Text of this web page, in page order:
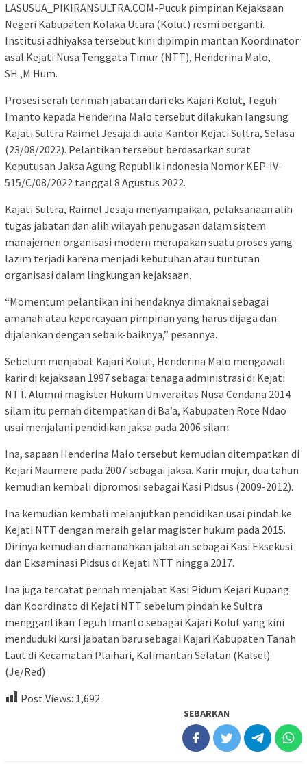
LASUSUA_PIKIRANSULTRA.COM-Pucuk pimpinan Kejaksaan
Negeri Kabupaten Kolaka Utara (Kolut) resmi berganti.
Institusi adhiyaksa tersebut kini dipimpin mantan Koordinator
asal Kejati Nusa Tenggata Timur (NTT), Henderina Malo,
SH.,M.Hum.
Prosesi serah terimah jabatan dari eks Kajari Kolut, Teguh
Imanto kepada Henderina Malo tersebut dilakukan langsung
Kajati Sultra Raimel Jesaja di aula Kantor Kejati Sultra, Selasa
(23/08/2022). Pelantikan tersebut berdasarkan surat
Keputusan Jaksa Agung Republik Indonesia Nomor KEP-IV-
515/C/08/2022 tanggal 8 Agustus 2022.
Kajati Sultra, Raimel Jesaja menyampaikan, pelaksanaan alih
tugas jabatan dan alih wilayah penugasan dalam sistem
manajemen organisasi modern merupakan suatu proses yang
lazim terjadi karena menjadi kebutuhan atau tuntutan
organisasi dalam lingkungan kejaksaan.
“Momentum pelantikan ini hendaknya dimaknai sebagai
amanah atau kepercayaan pimpinan yang harus dijaga dan
dijalankan dengan sebaik-baiknya,” pesannya.
Sebelum menjabat Kajari Kolut, Henderina Malo mengawali
karir di kejaksaan 1997 sebagai tenaga administrasi di Kejati
NTT. Alumni magister Hukum Univeraitas Nusa Cendana 2014
silam itu pernah ditempatkan di Ba’a, Kabupaten Rote Ndao
usai menjalani pendidikan jaksa pada 2006 silam.
Ina, sapaan Henderina Malo tersebut kemudian ditempatkan di
Kejari Maumere pada 2007 sebagai jaksa. Karir mujur, dua tahun
kemudian kembali dipromosi sebagai Kasi Pidsus (2009-2012).
Ina kemudian kembali melanjutkan pendidikan usai pindah ke
Kejati NTT dengan meraih gelar magister hukum pada 2015.
Dirinya kemudian diamanahkan jabatan sebagai Kasi Eksekusi
dan Eksaminasi Pidsus di Kejati NTT hingga 2017.
Ina juga tercatat pernah menjabat Kasi Pidum Kejari Kupang
dan Koordinato di Kejati NTT sebelum pindah ke Sultra
menggantikan Teguh Imanto sebagai Kajari Kolut yang kini
menduduki kursi jabatan baru sebagai Kajari Kabupaten Tanah
Laut di Kecamatan Plaihari, Kalimantan Selatan (Kalsel).
(Je/Red)
Post Views: 1,692
SEBARKAN